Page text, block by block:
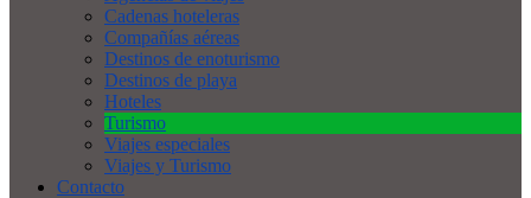
Cadenas hoteleras
Compañías aéreas
Destinos de enoturismo
Destinos de playa
Hoteles
Turismo
Viajes especiales
Viajes y Turismo
Contacto